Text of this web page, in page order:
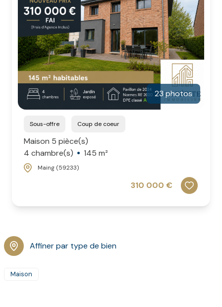
23 photos
Sous-offre Coup de coeur
Maison 5 pièce(s)
4 chambre(s)
145 m²
Maing (59233)
310 000 €
Affiner par type de bien
Maison